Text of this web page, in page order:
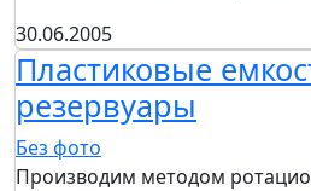
30.06.2005
Пластиковые
резервуары
Без фото
Производим методом